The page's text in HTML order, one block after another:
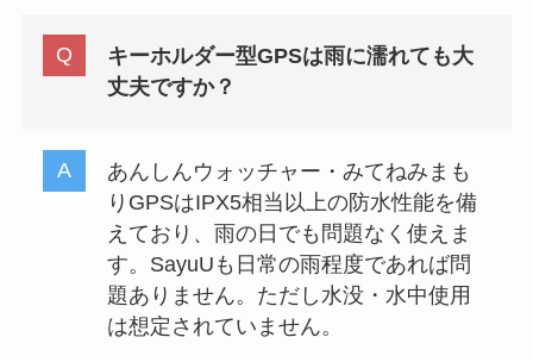
キーホルダー型GPSは雨に濡れても大
丈夫ですか？
あんしんウォッチャー・みてねみまも
りGPSはIPX5相当以上の防水性能を備
えており、雨の日でも問題なく使えま
す。SayuUも日常の雨程度であれば問
題ありません。ただし水没・水中使用
は想定されていません。